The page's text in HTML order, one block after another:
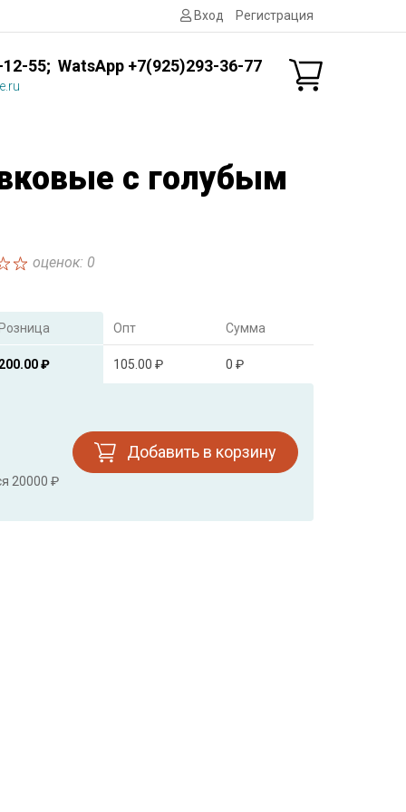
Вход Регистрация
55; WatsApp +7(925)293-36-77
с голубым
оценок: 0
Опт Сумма
₽ 105.00 ₽ 0 ₽
20000 ₽
Добавить в корзину